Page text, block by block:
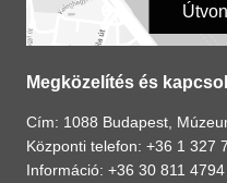
Megközelítés és
Cím: 1088 Budapest,
Központi telefon: +36 1 327
Információ: +36 30 811